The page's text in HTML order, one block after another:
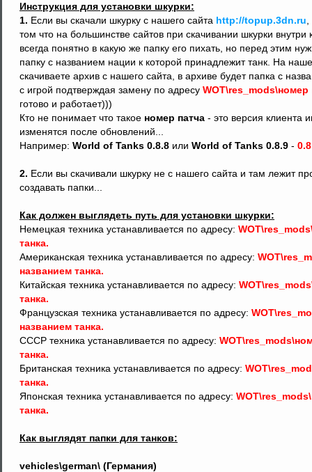
Инструкция для установки шкурки:
1. Если вы скачали шкурку с нашего сайта http://topup.3dn.ru
том что на большинстве сайтов при скачивании шкурки
всегда понятно в какую же папку его пихать, но перед этим
папку с названием нации к которой принадлежит танк. На
скачиваете архив с нашего сайта, в архиве будет папка с
с игрой подтверждая замену по адресу WOT\res_mods\номер
готово и работает)))
Кто не понимает что такое номер патча - это версия клиента
изменятся после обновлений...
Например: World of Tanks 0.8.8 или World of Tanks 0.8.9 -
2. Если вы скачивали шкурку не с нашего сайта и там лежит
создавать папки...
Как должен выглядеть путь для установки шкурки:
Немецкая техника устанавливается по адресу:
танка.
Американская техника устанавливается по адресу:
названием танка.
Китайская техника устанавливается по адресу:
танка.
Французская техника устанавливается по адресу:
названием танка.
СССР техника устанавливается по адресу:
танка.
Британская техника устанавливается по адресу:
танка.
Японская техника устанавливается по адресу:
танка.
Как выглядят папки для танков:
vehicles\german\ (Германия)